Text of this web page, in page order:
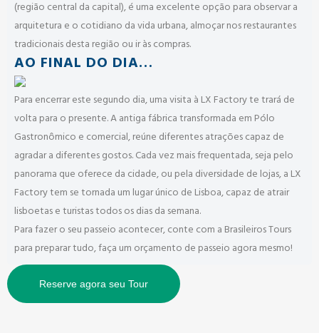
(região central da capital), é uma excelente opção para observar a
arquitetura e o cotidiano da vida urbana, almoçar nos restaurantes
tradicionais desta região ou ir às compras.
AO FINAL DO DIA…
Para encerrar este segundo dia, uma visita à LX Factory te trará de
volta para o presente. A antiga fábrica transformada em Pólo
Gastronômico e comercial, reúne diferentes atrações capaz de
agradar a diferentes gostos. Cada vez mais frequentada, seja pelo
panorama que oferece da cidade, ou pela diversidade de lojas, a LX
Factory tem se tornada um lugar único de Lisboa, capaz de atrair
lisboetas e turistas todos os dias da semana.
Para fazer o seu passeio acontecer, conte com a Brasileiros Tours
para preparar tudo, faça um orçamento de passeio agora mesmo!
Reserve agora seu Tour